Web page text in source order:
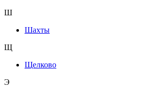
Ш
Шахты
Щ
Щелково
Э